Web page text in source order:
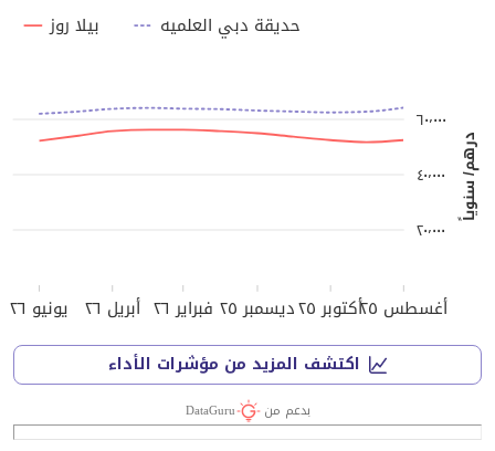
أغسطس ٢٥ أكتوبر ٢٥ ديسمبر ٢٥ فبراير ٢٦ أبريل ٢٦ يونيو ٢٦
درهم/ سنوياً
٢٠٬٠٠٠
٤٠٬٠٠٠
٦٠٬٠٠٠
بيلا روز حديقة دبي العلميه
اكتشف المزيد من مؤشرات الأداء
بدعم من DataGuru